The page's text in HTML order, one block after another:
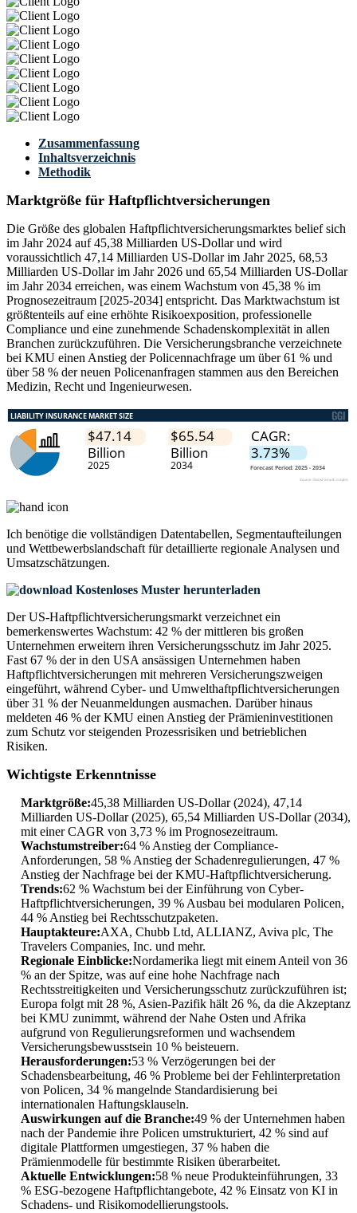
Zusammenfassung
Inhaltsverzeichnis
Methodik
Marktgröße für Haftpflichtversicherungen
Die Größe des globalen Haftpflichtversicherungsmarktes belief sich
im Jahr 2024 auf 45,38 Milliarden US-Dollar und wird
voraussichtlich 47,14 Milliarden US-Dollar im Jahr 2025, 68,53
Milliarden US-Dollar im Jahr 2026 und 65,54 Milliarden US-Dollar
im Jahr 2034 erreichen, was einem Wachstum von 45,38 % im
Prognosezeitraum [2025-2034] entspricht. Das Marktwachstum ist
größtenteils auf eine erhöhte Risikoexposition, professionelle
Compliance und eine zunehmende Schadenskomplexität in allen
Branchen zurückzuführen. Die Versicherungsbranche verzeichnete
bei KMU einen Anstieg der Policennachfrage um über 61 % und
über 58 % der neuen Policenanfragen stammen aus den Bereichen
Medizin, Recht und Ingenieurwesen.
Ich benötige die vollständigen Datentabellen, Segmentaufteilungen
und Wettbewerbslandschaft für detaillierte regionale Analysen und
Umsatzschätzungen.
Kostenloses Muster herunterladen
Der US-Haftpflichtversicherungsmarkt verzeichnet ein
bemerkenswertes Wachstum: 42 % der mittleren bis großen
Unternehmen erweitern ihren Versicherungsschutz im Jahr 2025.
Fast 67 % der in den USA ansässigen Unternehmen haben
Haftpflichtversicherungen mit mehreren Versicherungszweigen
eingeführt, während Cyber- und Umwelthaftpflichtversicherungen
über 31 % der Neuanmeldungen ausmachen. Darüber hinaus
meldeten 46 % der KMU einen Anstieg der Prämieninvestitionen
zum Schutz vor steigenden Prozessrisiken und betrieblichen
Risiken.
Wichtigste Erkenntnisse
Marktgröße:45,38 Milliarden US-Dollar (2024), 47,14
Milliarden US-Dollar (2025), 65,54 Milliarden US-Dollar (2034),
mit einer CAGR von 3,73 % im Prognosezeitraum.
Wachstumstreiber:64 % Anstieg der Compliance-
Anforderungen, 58 % Anstieg der Schadenregulierungen, 47 %
Anstieg der Nachfrage bei der KMU-Haftpflichtversicherung.
Trends:62 % Wachstum bei der Einführung von Cyber-
Haftpflichtversicherungen, 39 % Ausbau bei modularen Policen,
44 % Anstieg bei Rechtsschutzpaketen.
Hauptakteure:AXA, Chubb Ltd, ALLIANZ, Aviva plc, The
Travelers Companies, Inc. und mehr.
Regionale Einblicke:Nordamerika liegt mit einem Anteil von 36
% an der Spitze, was auf eine hohe Nachfrage nach
Rechtsstreitigkeiten und Versicherungsschutz zurückzuführen ist;
Europa folgt mit 28 %, Asien-Pazifik hält 26 %, da die Akzeptanz
bei KMU zunimmt, während der Nahe Osten und Afrika
aufgrund von Regulierungsreformen und wachsendem
Versicherungsbewusstsein 10 % beisteuern.
Herausforderungen:53 % Verzögerungen bei der
Schadensbearbeitung, 46 % Probleme bei der Fehlinterpretation
von Policen, 34 % mangelnde Standardisierung bei
internationalen Haftungsklauseln.
Auswirkungen auf die Branche:49 % der Unternehmen haben
nach der Pandemie ihre Policen umstrukturiert, 42 % sind auf
digitale Plattformen umgestiegen, 37 % haben die
Prämienmodelle für bestimmte Risiken überarbeitet.
Aktuelle Entwicklungen:58 % neue Produkteinführungen, 33
% ESG-bezogene Haftpflichtangebote, 42 % Einsatz von KI in
Schadens- und Risikomodellierungstools.